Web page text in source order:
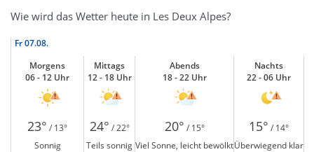
Wie wird das Wetter heute in Les Deux Alpes?
Fr07.08.
Morgens
06 - 12 Uhr
Mittags
12 - 18 Uhr
Abends
18 - 22 Uhr
Nachts
22 - 06 Uhr
23° / 13° 24° / 22° 20° / 15° 15° / 14°
Sonnig
Teils sonnig Viel Sonne, leicht bewölktÜberwiegend klar